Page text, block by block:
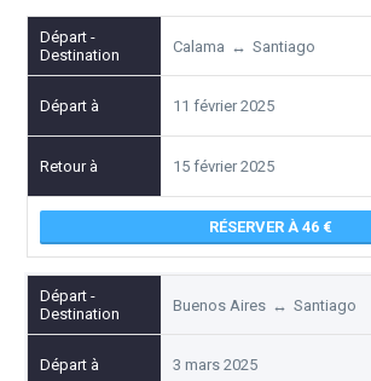
Calama ↔ Santiago
11 février 2025
15 février 2025
RÉSERVER À 46
Buenos Aires ↔ Santiago
3 mars 2025